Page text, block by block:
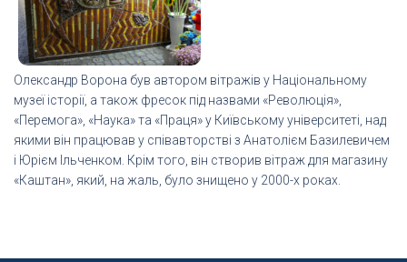
Олександр Ворона був автором вітражів у Національному
музеї історії, а також фресок під назвами «Революція»,
«Перемога», «Наука» та «Праця» у Київському університеті, над
якими він працював у співавторстві з Анатолієм Базилевичем
і Юрієм Ільченком. Крім того, він створив вітраж для магазину
«Каштан», який, на жаль, було знищено у 2000-х роках.